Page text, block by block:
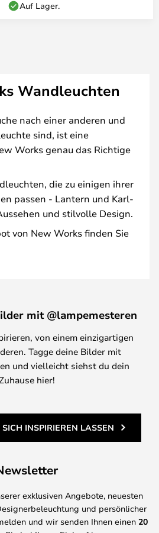
Auf Lager.
Wandleuchten
nach einer anderen und
sind, ist eine
Works genau das Richtige
die zu einigen ihrer
passen - Lantern und Karl-
und stilvolle Design.
von New Works finden Sie
mit @lampemesteren
von einem einzigartigen
Tagge deine Bilder mit
und vielleicht siehst du dein
hier!
INSPIRIEREN LASSEN
exklusiven Angebote, neuesten
und persönlicher
und wir senden Ihnen einen 20